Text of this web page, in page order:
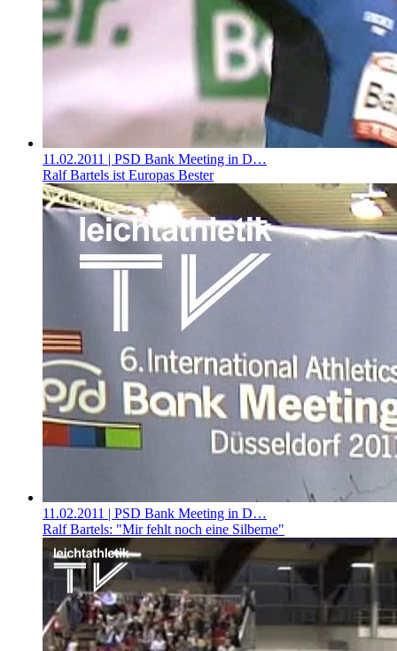
11.02.2011 | PSD Bank Meeting in D…
Ralf Bartels ist Europas Bester
11.02.2011 | PSD Bank Meeting in D…
Ralf Bartels: "Mir fehlt noch eine Silberne"